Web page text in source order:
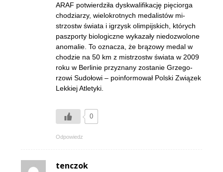
ARAF po­twier­dzi­ła dys­kwa­li­fi­ka­cję pię­cior­ga
cho­dzia­rzy, wie­lo­krot­nych me­da­li­stów mi­
strzostw świa­ta i igrzysk olim­pij­skich, któ­rych
pasz­por­ty bio­lo­gicz­ne wy­ka­za­ły nie­do­zwo­lo­ne
ano­ma­lie. To ozna­cza, że brą­zo­wy medal w
cho­dzie na 50 km z mi­strzostw świa­ta w 2009
roku w Ber­li­nie przy­zna­ny zo­sta­nie Grze­go­
rzo­wi Su­do­ło­wi – po­in­for­mo­wał Pol­ski Zwią­zek
Lek­kiej Atle­ty­ki.
0
Odpowiedz
tenczok